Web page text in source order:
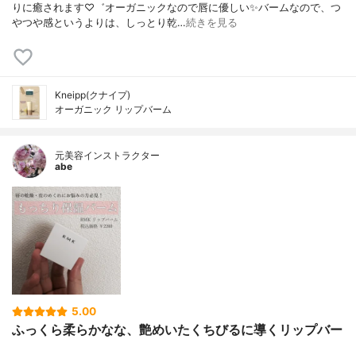
りに癒されます♡゛オーガニックなので唇に優しい✨バームなので、つ
やつや感というよりは、しっとり乾…続きを見る
Kneipp(クナイプ)
オーガニック リップバーム
元美容インストラクター
abe
5.00
ふっくら柔らかなな、艶めいたくちびるに導くリップバー